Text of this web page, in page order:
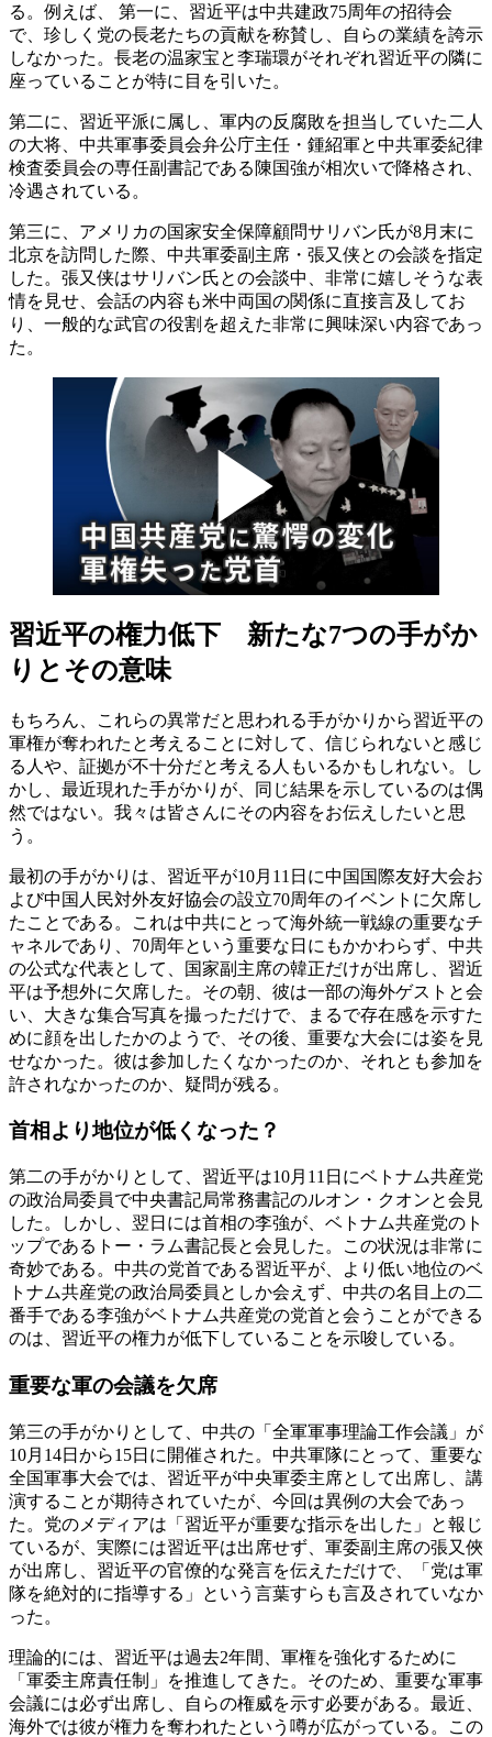
る。例えば、 第一に、習近平は中共建政75周年の招待会
で、珍しく党の長老たちの貢献を称賛し、自らの業績を誇示
しなかった。長老の温家宝と李瑞環がそれぞれ習近平の隣に
座っていることが特に目を引いた。
第二に、習近平派に属し、軍内の反腐敗を担当していた二人
の大将、中共軍事委員会弁公庁主任・鍾紹軍と中共軍委紀律
検査委員会の専任副書記である陳国強が相次いで降格され、
冷遇されている。
第三に、アメリカの国家安全保障顧問サリバン氏が8月末に
北京を訪問した際、中共軍委副主席・張又侠との会談を指定
した。張又侠はサリバン氏との会談中、非常に嬉しそうな表
情を見せ、会話の内容も米中両国の関係に直接言及してお
り、一般的な武官の役割を超えた非常に興味深い内容であっ
た。
習近平の権力低下 新たな7つの手がか
りとその意味
もちろん、これらの異常だと思われる手がかりから習近平の
軍権が奪われたと考えることに対して、信じられないと感じ
る人や、証拠が不十分だと考える人もいるかもしれない。し
かし、最近現れた手がかりが、同じ結果を示しているのは偶
然ではない。我々は皆さんにその内容をお伝えしたいと思
う。
最初の手がかりは、習近平が10月11日に中国国際友好大会お
よび中国人民対外友好協会の設立70周年のイベントに欠席し
たことである。これは中共にとって海外統一戦線の重要なチ
ャネルであり、70周年という重要な日にもかかわらず、中共
の公式な代表として、国家副主席の韓正だけが出席し、習近
平は予想外に欠席した。その朝、彼は一部の海外ゲストと会
い、大きな集合写真を撮っただけで、まるで存在感を示すた
めに顔を出したかのようで、その後、重要な大会には姿を見
せなかった。彼は参加したくなかったのか、それとも参加を
許されなかったのか、疑問が残る。
首相より地位が低くなった？
第二の手がかりとして、習近平は10月11日にベトナム共産党
の政治局委員で中央書記局常務書記のルオン・クオンと会見
した。しかし、翌日には首相の李強が、ベトナム共産党のト
ップであるトー・ラム書記長と会見した。この状況は非常に
奇妙である。中共の党首である習近平が、より低い地位のベ
トナム共産党の政治局委員としか会えず、中共の名目上の二
番手である李強がベトナム共産党の党首と会うことができる
のは、習近平の権力が低下していることを示唆している。
重要な軍の会議を欠席
第三の手がかりとして、中共の「全軍軍事理論工作会議」が
10月14日から15日に開催された。中共軍隊にとって、重要な
全国軍事大会では、習近平が中央軍委主席として出席し、講
演することが期待されていたが、今回は異例の大会であっ
た。党のメディアは「習近平が重要な指示を出した」と報じ
ているが、実際には習近平は出席せず、軍委副主席の張又俠
が出席し、習近平の官僚的な発言を伝えただけで、「党は軍
隊を絶対的に指導する」という言葉すらも言及されていなか
った。
理論的には、習近平は過去2年間、軍権を強化するために
「軍委主席責任制」を推進してきた。そのため、重要な軍事
会議には必ず出席し、自らの権威を示す必要がある。最近、
海外では彼が権力を奪われたという噂が広がっている。この